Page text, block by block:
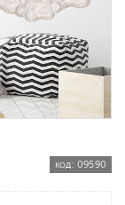
код: 09590